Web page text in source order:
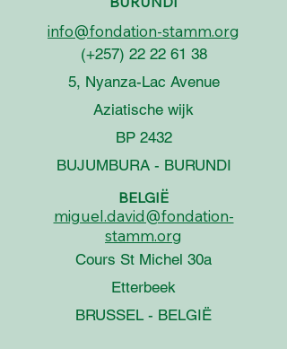
info@fondation-stamm.org
(+257) 22 22 61 38
5, Nyanza-Lac Avenue
Aziatische wijk
BP 2432
BUJUMBURA - BURUNDI
BELGIË
miguel.david@fondation-
stamm.org
Cours St Michel 30a
Etterbeek
BRUSSEL - BELGIË